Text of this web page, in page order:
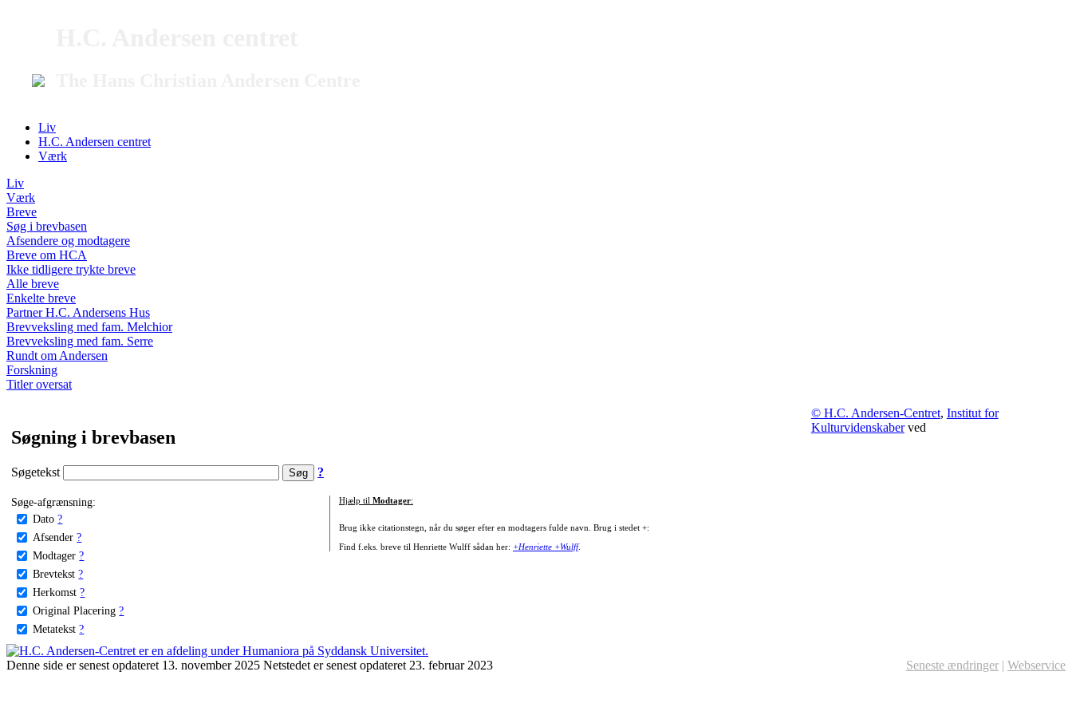
Liv
H.C. Andersen centret
Værk
Liv
Værk
Breve
Søg i brevbasen
Afsendere og modtagere
Breve om HCA
Ikke tidligere trykte breve
Alle breve
Enkelte breve
Partner H.C. Andersens Hus
Brevveksling med fam. Melchior
Brevveksling med fam. Serre
Rundt om Andersen
Forskning
Titler oversat
Søgning i brevbasen
Søgetekst ?
Søge-afgrænsning:
Dato ?
Afsender ?
Modtager ?
Brevtekst ?
Herkomst ?
Original Placering ?
Metatekst ?
Hjælp til Modtager:
Brug ikke citationstegn, når du søger efter en modtagers fulde navn. Brug i stedet +:
Find f.eks. breve til Henriette Wulff sådan her: +Henriette +Wulff.
© H.C. Andersen-Centret, Institut for
Kulturvidenskaberved
Denne side er senest opdateret 13. november 2025 Netstedet er senest opdateret 23. februar 2023 Seneste ændringer | Webservice